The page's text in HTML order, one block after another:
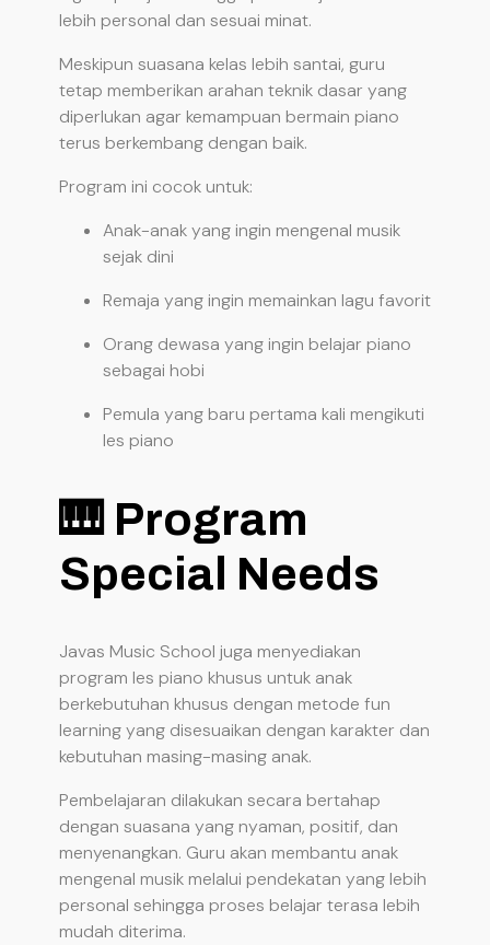
lebih personal dan sesuai minat.
Meskipun suasana kelas lebih santai, guru
tetap memberikan arahan teknik dasar yang
diperlukan agar kemampuan bermain piano
terus berkembang dengan baik.
Program ini cocok untuk:
Anak-anak yang ingin mengenal musik
sejak dini
Remaja yang ingin memainkan lagu favorit
Orang dewasa yang ingin belajar piano
sebagai hobi
Pemula yang baru pertama kali mengikuti
les piano
🎹 Program
Special Needs
Javas Music School juga menyediakan
program les piano khusus untuk anak
berkebutuhan khusus dengan metode fun
learning yang disesuaikan dengan karakter dan
kebutuhan masing-masing anak.
Pembelajaran dilakukan secara bertahap
dengan suasana yang nyaman, positif, dan
menyenangkan. Guru akan membantu anak
mengenal musik melalui pendekatan yang lebih
personal sehingga proses belajar terasa lebih
mudah diterima.